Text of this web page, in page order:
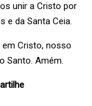
unir a Cristo por
e da Santa Ceia.
Cristo, nosso
Santo. Amém.